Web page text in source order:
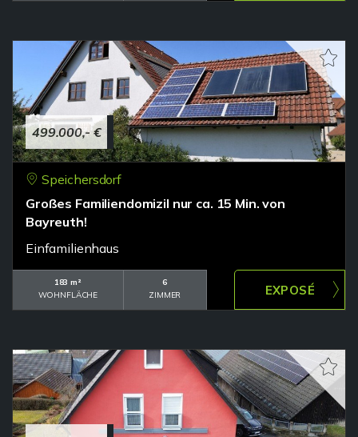
499.000,- €
Speichersdorf
Großes Familiendomizil nur ca. 15 Min. von
Bayreuth!
Einfamilienhaus
183 m²
WOHNFLÄCHE
6
ZIMMER